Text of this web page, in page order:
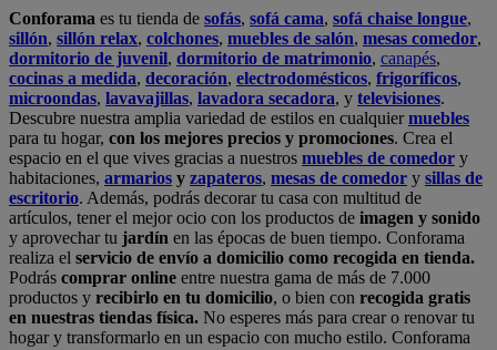
Conforama es tu tienda de sofás, sofá cama, sofá chaise longue,
sillón, sillón relax, colchones, muebles de salón, mesas comedor,
dormitorio de juvenil, dormitorio de matrimonio, canapés,
cocinas a medida, decoración, electrodomésticos, frigoríficos,
microondas, lavavajillas, lavadora secadora, y televisiones.
Descubre nuestra amplia variedad de estilos en cualquiermuebles
para tu hogar, con los mejores precios y promociones. Crea el
espacio en el que vives gracias a nuestros muebles de comedor y
habitaciones, armarios y zapateros, mesas de comedor y sillas de
escritorio. Además, podrás decorar tu casa con multitud de
artículos, tener el mejor ocio con los productos de imagen y sonido
y aprovechar tu jardín en las épocas de buen tiempo. Conforama
realiza el servicio de envío a domicilio como recogida en tienda.
Podrás comprar online entre nuestra gama de más de 7.000
productos y recibirlo en tu domicilio, o bien con recogida gratis
en nuestras tiendas física. No esperes más para crear o renovar tu
hogar y transformarlo en un espacio con mucho estilo. Conforama